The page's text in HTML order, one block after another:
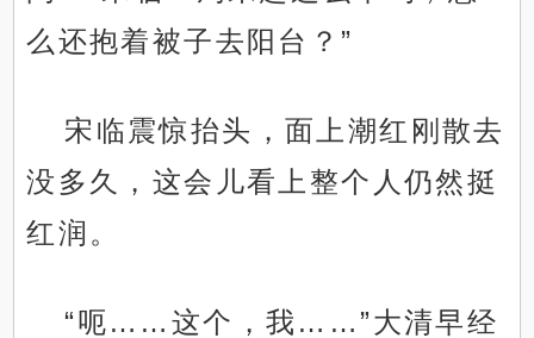
么还抱着被子去阳台？”
宋临震惊抬头，面上潮红刚散去
没多久，这会儿看上整个人仍然挺
红润。
“呃……这个，我……”大清早经